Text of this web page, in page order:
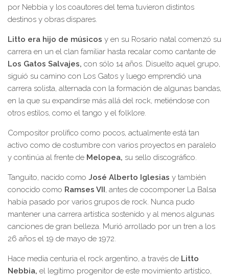
por Nebbia y los coautores del tema tuvieron distintos
destinos y obras dispares.
Litto era hijo de músicos y en su Rosario natal comenzó su
carrera en un el clan familiar hasta recalar como cantante de
Los Gatos Salvajes, con sólo 14 años. Disuelto aquel grupo,
siguió su camino con Los Gatos y luego emprendió una
carrera solista, alternada con la formación de algunas bandas,
en la que su expandirse más allá del rock, metiéndose con
otros estilos, como el tango y el folklore.
Compositor prolífico como pocos, actualmente está tan
activo como de costumbre con varios proyectos en paralelo
y continúa al frente de Melopea, su sello discográfico.
Tanguito, nacido como José Alberto Iglesias y también
conocido como Ramses VII, antes de cocomponer La Balsa
había pasado por varios grupos de rock. Nunca pudo
mantener una carrera artística sostenido y al menos algunas
canciones de gran belleza. Murió arrollado por un tren a los
26 años el 19 de mayo de 1972.
Hace media centuria el rock argentino, a través de Litto
Nebbia, el legítimo progenitor de este movimiento artístico,